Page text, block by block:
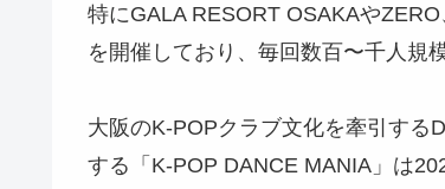
特にGALA RESORT OSAKAや
を開催しており、毎回数百〜千人規
大阪のK-POPクラブ文化を牽引する
する「K-POP DANCE MANIA」は